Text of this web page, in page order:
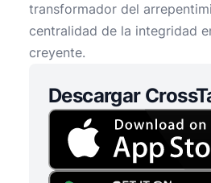
transformador del
centralidad de la integridad
creyente.
Descargar